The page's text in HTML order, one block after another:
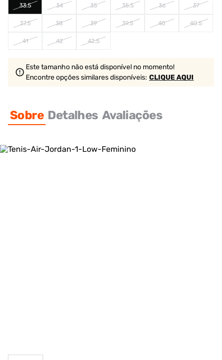
33.5 34 35 35.5 36 37
37.5 38 39 39.5 40 40.5
41 42 42.5
Este tamanho não está disponível no momento!
Encontre opções similaresdisponíveis: CLIQUE AQUI
Sobre Detalhes Avaliações